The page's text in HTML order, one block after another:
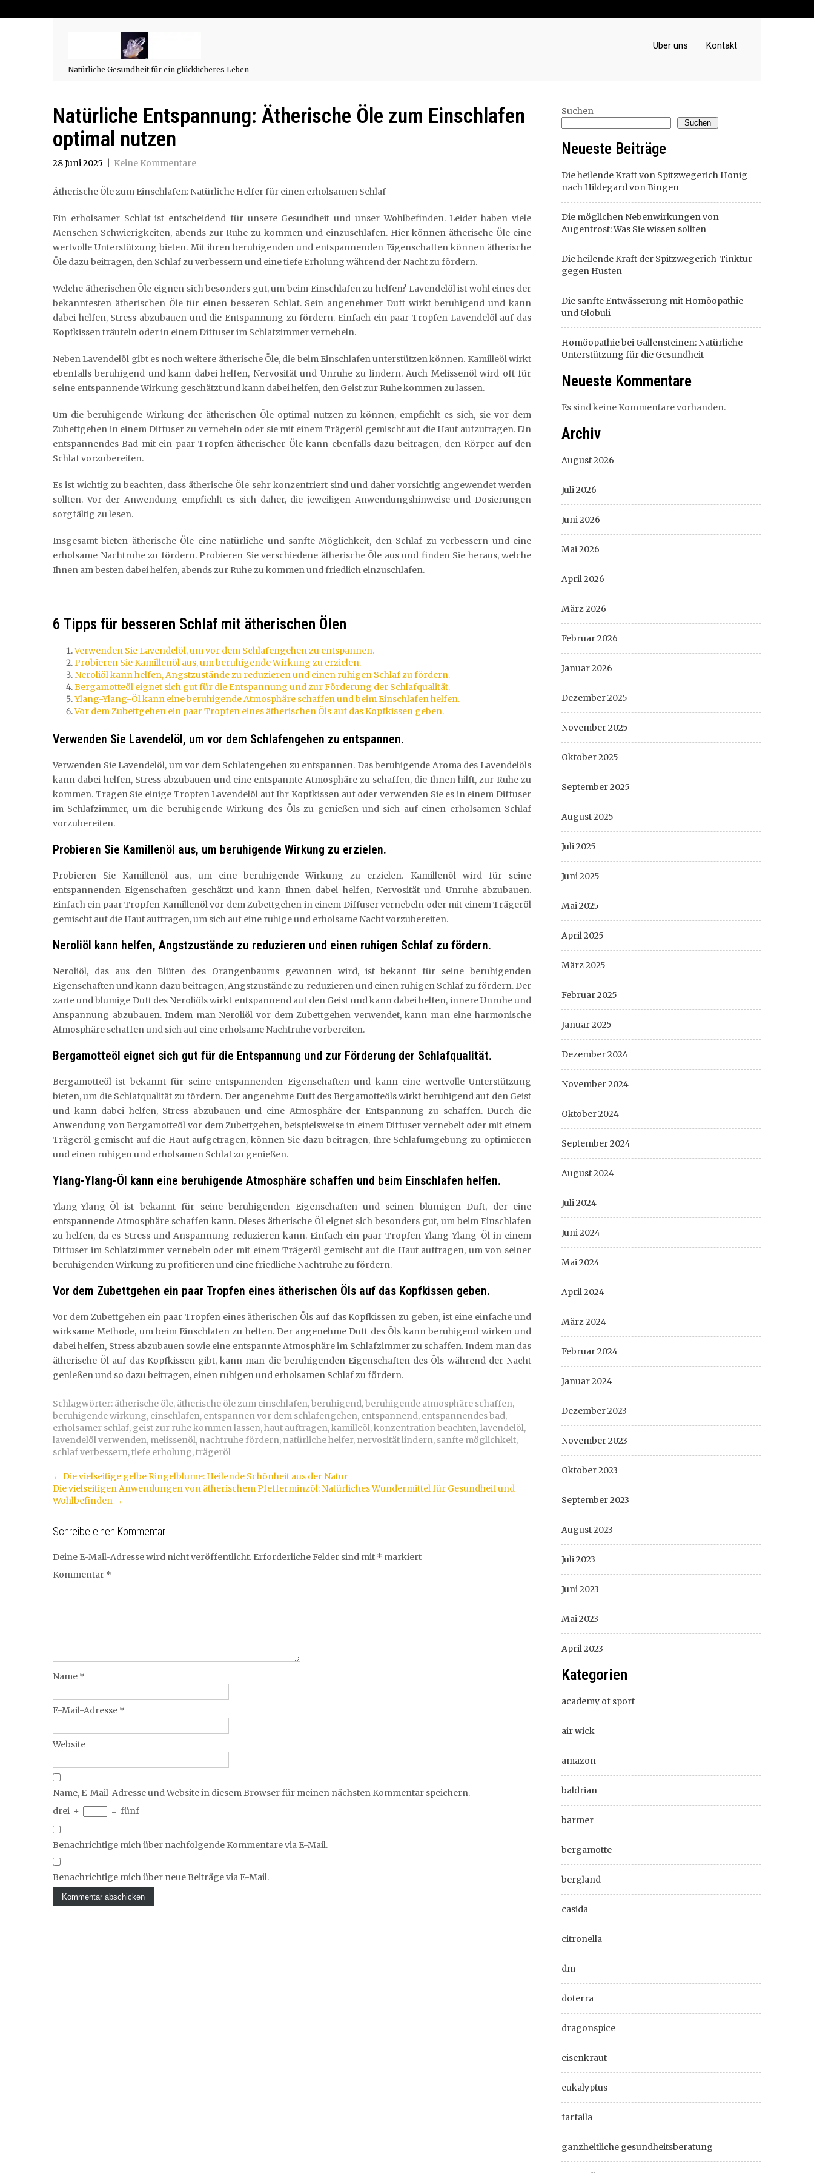
Natürliche Gesundheit für ein glücklicheres Leben
Über uns Kontakt
Natürliche Entspannung: Ätherische Öle zum Einschlafen
optimal nutzen
28 Juni 2025 Keine Kommentare
Ätherische Öle zum Einschlafen: Natürliche Helfer für einen erholsamen Schlaf
Ein erholsamer Schlaf ist entscheidend für unsere Gesundheit und unser Wohlbefinden. Leider haben viele
Menschen Schwierigkeiten, abends zur Ruhe zu kommen und einzuschlafen. Hier können ätherische Öle eine
wertvolle Unterstützung bieten. Mit ihren beruhigenden und entspannenden Eigenschaften können ätherische
Öle dazu beitragen, den Schlaf zu verbessern und eine tiefe Erholung während der Nacht zu fördern.
Welche ätherischen Öle eignen sich besonders gut, um beim Einschlafen zu helfen? Lavendelöl ist wohl eines der
bekanntesten ätherischen Öle für einen besseren Schlaf. Sein angenehmer Duft wirkt beruhigend und kann
dabei helfen, Stress abzubauen und die Entspannung zu fördern. Einfach ein paar Tropfen Lavendelöl auf das
Kopfkissen träufeln oder in einem Diffuser im Schlafzimmer vernebeln.
Neben Lavendelöl gibt es noch weitere ätherische Öle, die beim Einschlafen unterstützen können. Kamilleöl wirkt
ebenfalls beruhigend und kann dabei helfen, Nervosität und Unruhe zu lindern. Auch Melissenöl wird oft für
seine entspannende Wirkung geschätzt und kann dabei helfen, den Geist zur Ruhe kommen zu lassen.
Um die beruhigende Wirkung der ätherischen Öle optimal nutzen zu können, empfiehlt es sich, sie vor dem
Zubettgehen in einem Diffuser zu vernebeln oder sie mit einem Trägeröl gemischt auf die Haut aufzutragen. Ein
entspannendes Bad mit ein paar Tropfen ätherischer Öle kann ebenfalls dazu beitragen, den Körper auf den
Schlaf vorzubereiten.
Es ist wichtig zu beachten, dass ätherische Öle sehr konzentriert sind und daher vorsichtig angewendet werden
sollten. Vor der Anwendung empfiehlt es sich daher, die jeweiligen Anwendungshinweise und Dosierungen
sorgfältig zu lesen.
Insgesamt bieten ätherische Öle eine natürliche und sanfte Möglichkeit, den Schlaf zu verbessern und eine
erholsame Nachtruhe zu fördern. Probieren Sie verschiedene ätherische Öle aus und finden Sie heraus, welche
Ihnen am besten dabei helfen, abends zur Ruhe zu kommen und friedlich einzuschlafen.
6 Tipps für besseren Schlaf mit ätherischen Ölen
Verwenden Sie Lavendelöl, um vor dem Schlafengehen zu entspannen.
Probieren Sie Kamillenöl aus, um beruhigende Wirkung zu erzielen.
Neroliöl kann helfen, Angstzustände zu reduzieren und einen ruhigen Schlaf zu fördern.
Bergamotteöl eignet sich gut für die Entspannung und zur Förderung der Schlafqualität.
Ylang-Ylang-Öl kann eine beruhigende Atmosphäre schaffen und beim Einschlafen helfen.
Vor dem Zubettgehen ein paar Tropfen eines ätherischen Öls auf das Kopfkissen geben.
Verwenden Sie Lavendelöl, um vor dem Schlafengehen zu entspannen.
Verwenden Sie Lavendelöl, um vor dem Schlafengehen zu entspannen. Das beruhigende Aroma des Lavendelöls
kann dabei helfen, Stress abzubauen und eine entspannte Atmosphäre zu schaffen, die Ihnen hilft, zur Ruhe zu
kommen. Tragen Sie einige Tropfen Lavendelöl auf Ihr Kopfkissen auf oder verwenden Sie es in einem Diffuser
im Schlafzimmer, um die beruhigende Wirkung des Öls zu genießen und sich auf einen erholsamen Schlaf
vorzubereiten.
Probieren Sie Kamillenöl aus, um beruhigende Wirkung zu erzielen.
Probieren Sie Kamillenöl aus, um eine beruhigende Wirkung zu erzielen. Kamillenöl wird für seine
entspannenden Eigenschaften geschätzt und kann Ihnen dabei helfen, Nervosität und Unruhe abzubauen.
Einfach ein paar Tropfen Kamillenöl vor dem Zubettgehen in einem Diffuser vernebeln oder mit einem Trägeröl
gemischt auf die Haut auftragen, um sich auf eine ruhige und erholsame Nacht vorzubereiten.
Neroliöl kann helfen, Angstzustände zu reduzieren und einen ruhigen Schlaf zu fördern.
Neroliöl, das aus den Blüten des Orangenbaums gewonnen wird, ist bekannt für seine beruhigenden
Eigenschaften und kann dazu beitragen, Angstzustände zu reduzieren und einen ruhigen Schlaf zu fördern. Der
zarte und blumige Duft des Neroliöls wirkt entspannend auf den Geist und kann dabei helfen, innere Unruhe und
Anspannung abzubauen. Indem man Neroliöl vor dem Zubettgehen verwendet, kann man eine harmonische
Atmosphäre schaffen und sich auf eine erholsame Nachtruhe vorbereiten.
Bergamotteöl eignet sich gut für die Entspannung und zur Förderung der Schlafqualität.
Bergamotteöl ist bekannt für seine entspannenden Eigenschaften und kann eine wertvolle Unterstützung
bieten, um die Schlafqualität zu fördern. Der angenehme Duft des Bergamotteöls wirkt beruhigend auf den Geist
und kann dabei helfen, Stress abzubauen und eine Atmosphäre der Entspannung zu schaffen. Durch die
Anwendung von Bergamotteöl vor dem Zubettgehen, beispielsweise in einem Diffuser vernebelt oder mit einem
Trägeröl gemischt auf die Haut aufgetragen, können Sie dazu beitragen, Ihre Schlafumgebung zu optimieren
und einen ruhigen und erholsamen Schlaf zu genießen.
Ylang-Ylang-Öl kann eine beruhigende Atmosphäre schaffen und beim Einschlafen helfen.
Ylang-Ylang-Öl ist bekannt für seine beruhigenden Eigenschaften und seinen blumigen Duft, der eine
entspannende Atmosphäre schaffen kann. Dieses ätherische Öl eignet sich besonders gut, um beim Einschlafen
zu helfen, da es Stress und Anspannung reduzieren kann. Einfach ein paar Tropfen Ylang-Ylang-Öl in einem
Diffuser im Schlafzimmer vernebeln oder mit einem Trägeröl gemischt auf die Haut auftragen, um von seiner
beruhigenden Wirkung zu profitieren und eine friedliche Nachtruhe zu fördern.
Vor dem Zubettgehen ein paar Tropfen eines ätherischen Öls auf das Kopfkissen geben.
Vor dem Zubettgehen ein paar Tropfen eines ätherischen Öls auf das Kopfkissen zu geben, ist eine einfache und
wirksame Methode, um beim Einschlafen zu helfen. Der angenehme Duft des Öls kann beruhigend wirken und
dabei helfen, Stress abzubauen sowie eine entspannte Atmosphäre im Schlafzimmer zu schaffen. Indem man das
ätherische Öl auf das Kopfkissen gibt, kann man die beruhigenden Eigenschaften des Öls während der Nacht
genießen und so dazu beitragen, einen ruhigen und erholsamen Schlaf zu fördern.
Schlagwörter: ätherische öle, ätherische öle zum einschlafen,beruhigend,beruhigende atmosphäre schaffen,
beruhigende wirkung, einschlafen, entspannen vor dem schlafengehen, entspannend, entspannendes bad,
erholsamer schlaf, geist zur ruhe kommen lassen,haut auftragen,kamilleöl,konzentration beachten,lavendelöl,
lavendelöl verwenden, melissenöl, nachtruhe fördern, natürliche helfer, nervosität lindern, sanfte möglichkeit,
schlaf verbessern,tiefe erholung,trägeröl
Artikel-
Navigation
← Die vielseitige gelbe Ringelblume: Heilende Schönheit aus der Natur
Die vielseitigen Anwendungen von ätherischem Pfefferminzöl: Natürliches Wundermittel für Gesundheit und
Wohlbefinden →
Schreibe einen Kommentar
Deine E-Mail-Adresse wird nicht veröffentlicht. Erforderliche Felder sind mit * markiert
Kommentar *
Name *
E-Mail-Adresse *
Website
Name, E-Mail-Adresse und Website in diesem Browser für meinen nächsten Kommentar speichern.
drei + = fünf
Benachrichtige mich über nachfolgende Kommentare via E-Mail.
Benachrichtige mich über neue Beiträge via E-Mail.
Suchen
Suchen
Neueste Beiträge
Die heilende Kraft von Spitzwegerich Honig
nach Hildegard von Bingen
Die möglichen Nebenwirkungen von
Augentrost: Was Sie wissen sollten
Die heilende Kraft der Spitzwegerich-Tinktur
gegen Husten
Die sanfte Entwässerung mit Homöopathie
und Globuli
Homöopathie bei Gallensteinen: Natürliche
Unterstützung für die Gesundheit
Neueste Kommentare
Es sind keine Kommentare vorhanden.
Archiv
August 2026
Juli 2026
Juni 2026
Mai 2026
April 2026
März 2026
Februar 2026
Januar 2026
Dezember 2025
November 2025
Oktober 2025
September 2025
August 2025
Juli 2025
Juni 2025
Mai 2025
April 2025
März 2025
Februar 2025
Januar 2025
Dezember 2024
November 2024
Oktober 2024
September 2024
August 2024
Juli 2024
Juni 2024
Mai 2024
April 2024
März 2024
Februar 2024
Januar 2024
Dezember 2023
November 2023
Oktober 2023
September 2023
August 2023
Juli 2023
Juni 2023
Mai 2023
April 2023
Kategorien
academy of sport
air wick
amazon
baldrian
barmer
bergamotte
bergland
casida
citronella
dm
doterra
dragonspice
eisenkraut
eukalyptus
farfalla
ganzheitliche gesundheitsberatung